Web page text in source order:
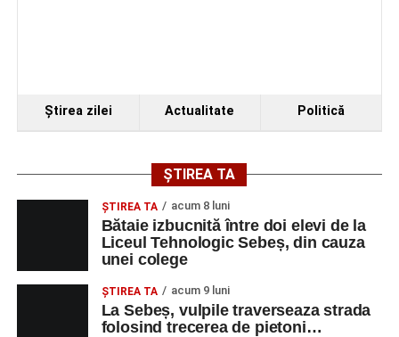
Ştirea zilei Actualitate Politică
ȘTIREA TA
ŞTIREA TA acum 8 luni
Bătaie izbucnită între doi elevi de la
Liceul Tehnologic Sebeș, din cauza
unei colege
ŞTIREA TA acum 9 luni
La Sebeș, vulpile traverseaza strada
folosind trecerea de pietoni…